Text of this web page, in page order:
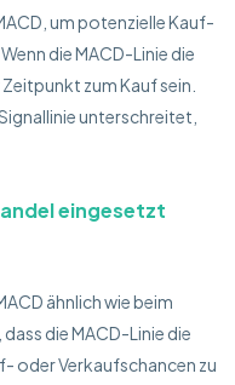
um potenzielle Kauf-
die MACD-Linie die
zum Kauf sein.
unterschreitet,
eingesetzt
ähnlich wie beim
die MACD-Linie die
oder Verkaufschancen zu